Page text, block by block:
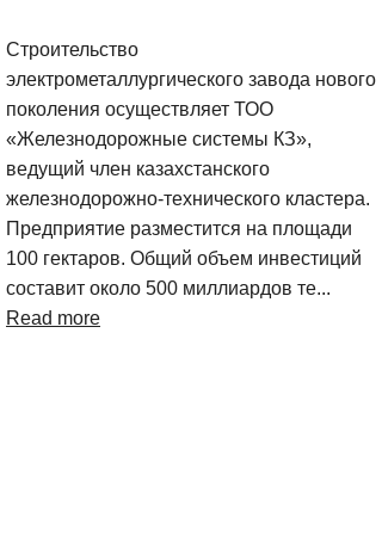
Строительство
электрометаллургического завода нового
поколения осуществляет ТОО
«Железнодорожные системы КЗ»,
ведущий член казахстанского
железнодорожно-технического кластера.
Предприятие разместится на площади
100 гектаров. Общий объем инвестиций
составит около 500 миллиардов те...
Read more